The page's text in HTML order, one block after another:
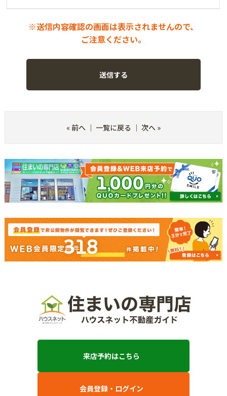
※送信内容確認の画面は表示されませんので、
ご注意ください。
« 前へ｜ 一覧に戻る ｜ 次へ»
318
来店予約はこちら
会員登録・ログイン